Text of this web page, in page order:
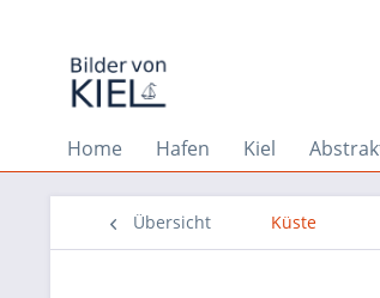
Home Hafen Kiel
Übersicht Küste